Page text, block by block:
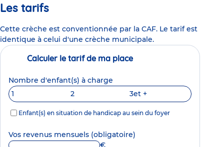
Les tarifs
Cette crèche est conventionnée par la CAF. Le tarif est
identique à celui d'une crèche municipale.
Calculer le tarif de ma place
Nombre d'enfant(s) à charge
1
2 3et +
Enfant(s) en situation de handicap au sein du foyer
Vos revenus mensuels (obligatoire)
€